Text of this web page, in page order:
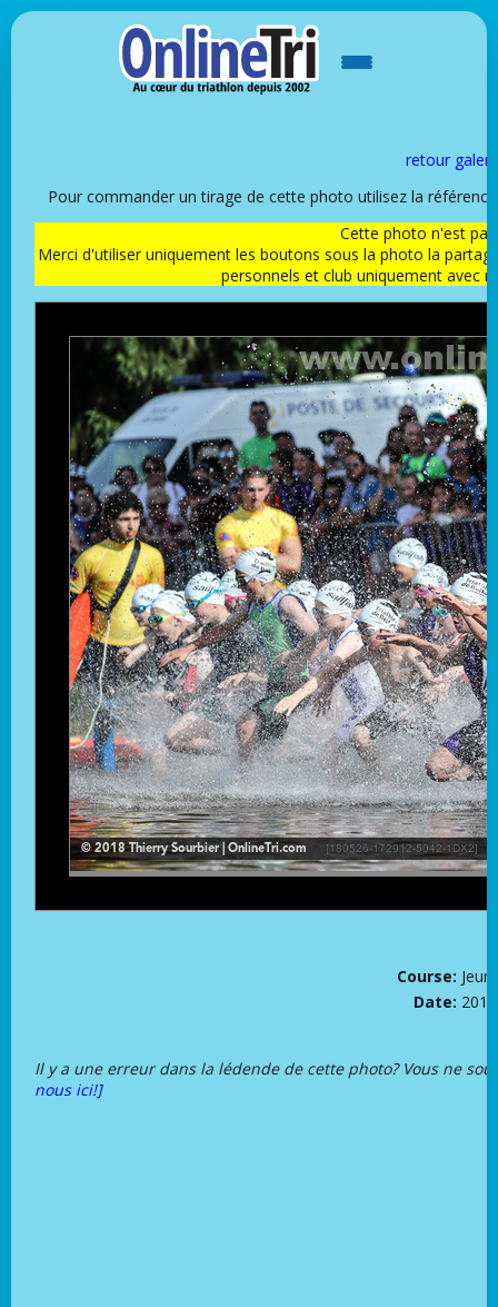
retour
Pour commander un tirage de cette photo utilisez la
Cette photo n'est
Merci d'utiliser uniquement les boutons sous la photo la
personnels et club uniquement avec
Course:
Date:
Il y a une erreur dans la lédende de cette photo? Vous ne
nous ici!]